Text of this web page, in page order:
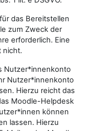
das Bereitstellen
zum Zweck der
erforderlich. Eine
nicht.
Nutzer*innenkonto
Nutzer*innenkonto
Hierzu reicht das
Moodle-Helpdesk
können
lassen. Hierzu